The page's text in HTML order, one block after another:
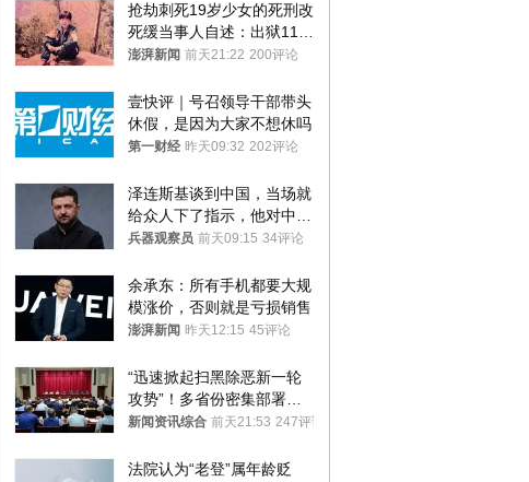
抢劫刺死19岁少女的死刑改
死缓当事人自述：出狱11年
间始终刻意躲避被害人家属
澎湃新闻 前天21:22 200评论
壹快评｜号召领导干部带头
休假，是因为大家不想休吗
第一财经 昨天09:32 202评论
泽连斯基谈到中国，当场就
给众人下了指示，他对中国
和中乌关系，显然又有了新
兵器观察员 前天09:15 34评论
余承东：所有手机都要大规
模涨价，否则就是亏损销售
澎湃新闻 昨天12:15 45评论
“迅速掀起扫黑除恶新一轮
攻势”！多省份密集部署，
公布举报方式
新闻资讯综合 前天21:53 247评论
法院认为“老登”属年龄贬